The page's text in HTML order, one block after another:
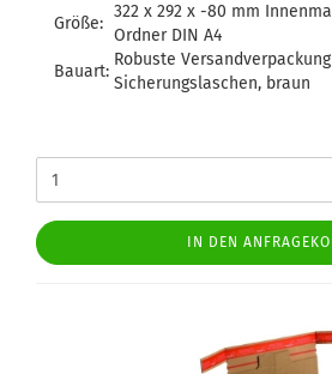
Größe:
322 x 292 x -80 mm
Ordner DIN A4
Bauart:
Robuste
Sicherungslaschen, braun
IN DEN